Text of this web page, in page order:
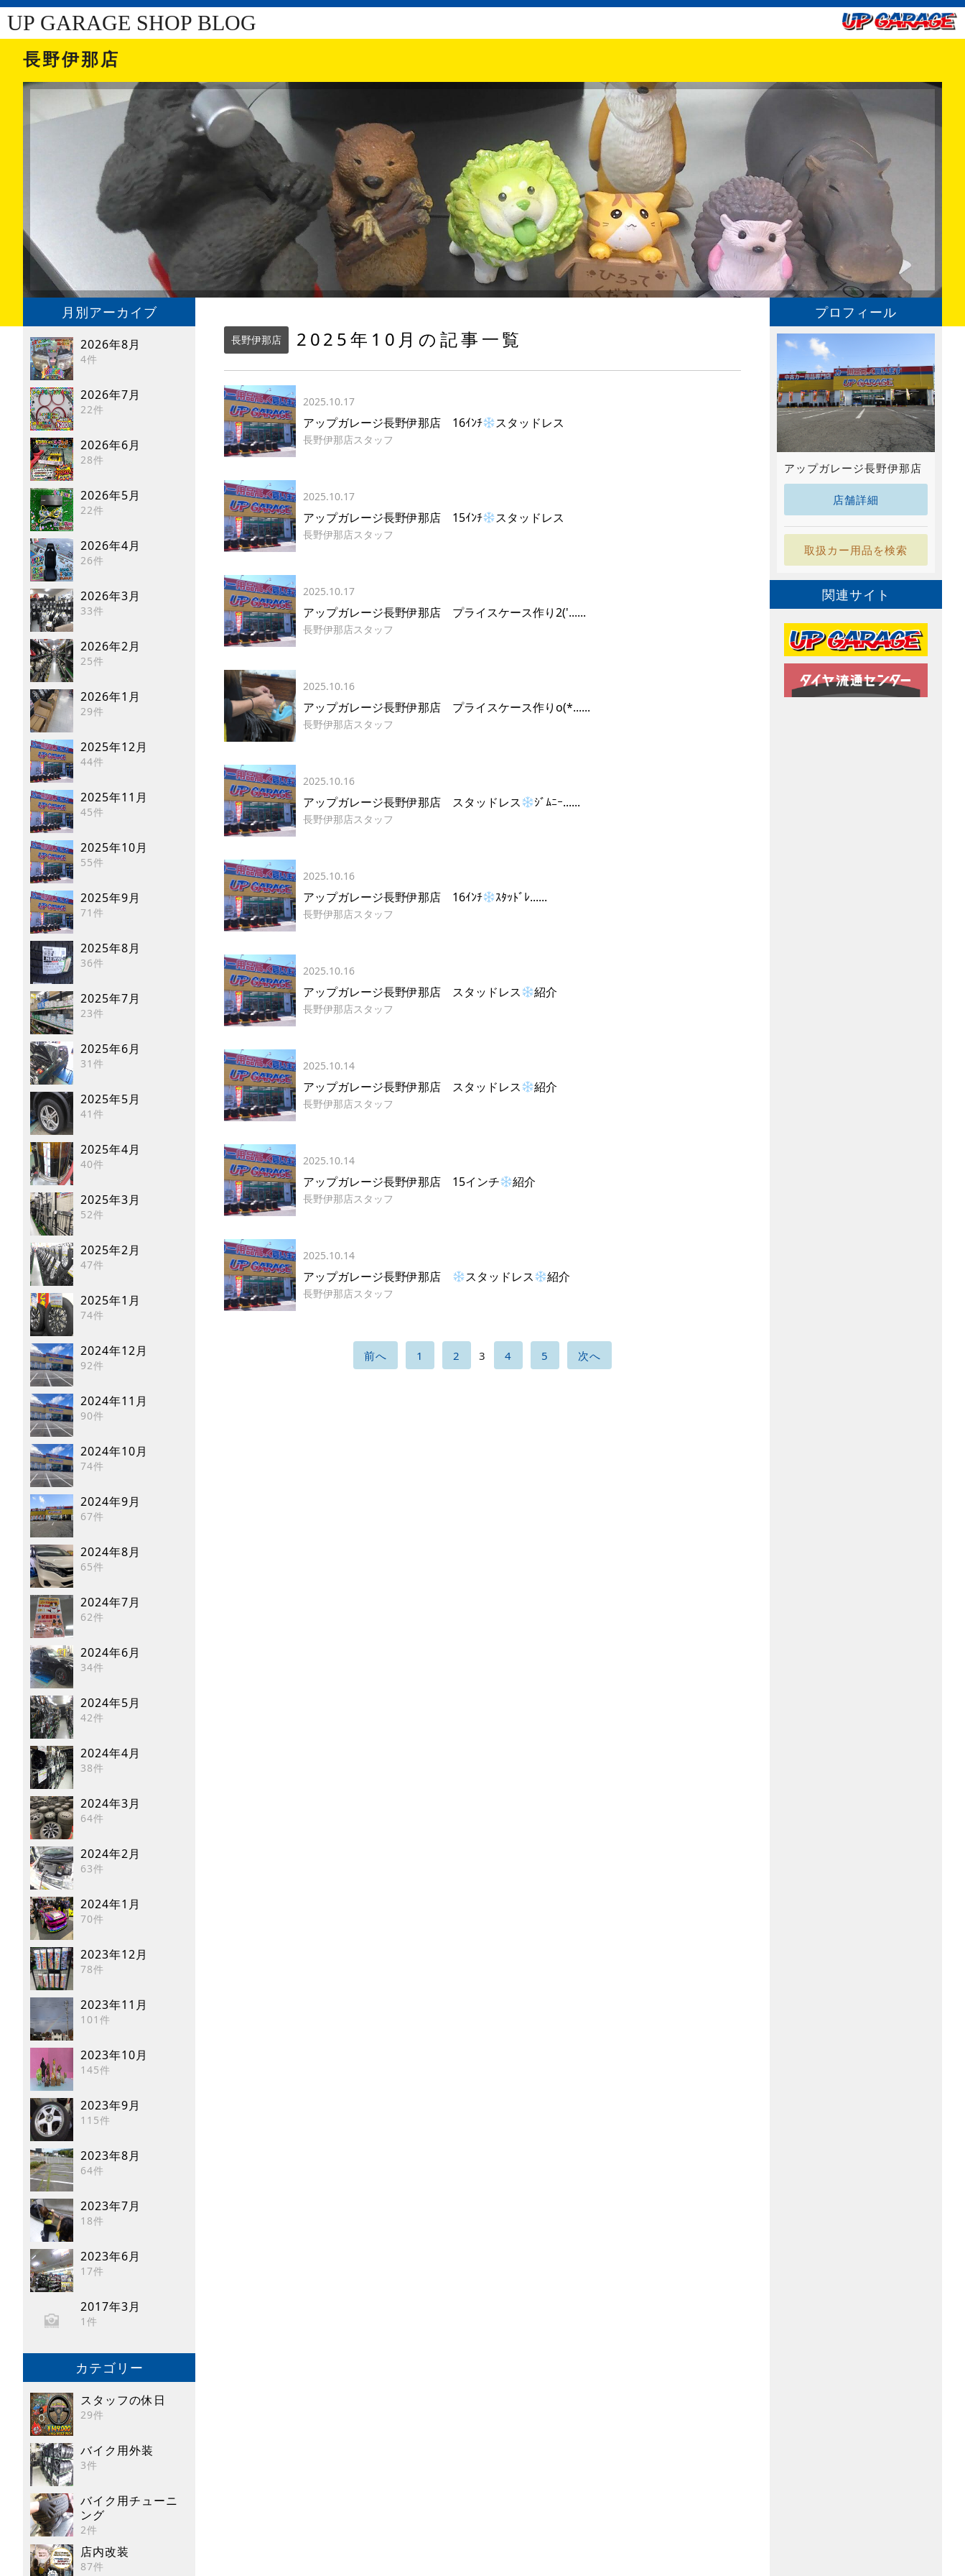
UP GARAGE SHOP BLOG
長野伊那店
月別アーカイブ
2026年8月
4件
2026年7月
22件
2026年6月
28件
2026年5月
22件
2026年4月
26件
2026年3月
33件
2026年2月
25件
2026年1月
29件
2025年12月
44件
2025年11月
45件
2025年10月
55件
2025年9月
71件
2025年8月
36件
2025年7月
23件
2025年6月
31件
2025年5月
41件
2025年4月
40件
2025年3月
52件
2025年2月
47件
2025年1月
74件
2024年12月
92件
2024年11月
90件
2024年10月
74件
2024年9月
67件
2024年8月
65件
2024年7月
62件
2024年6月
34件
2024年5月
42件
2024年4月
38件
2024年3月
64件
2024年2月
63件
2024年1月
70件
2023年12月
78件
2023年11月
101件
2023年10月
145件
2023年9月
115件
2023年8月
64件
2023年7月
18件
2023年6月
17件
2017年3月
1件
カテゴリー
スタッフの休日
29件
バイク用外装
3件
バイク用チューニ
ング
2件
店内改装
87件
長野伊那店 2025年10月の記事一覧
2025.10.17
アップガレージ長野伊那店 16ｲﾝﾁ スタッドレス
長野伊那店スタッフ
2025.10.17
アップガレージ長野伊那店 15ｲﾝﾁ スタッドレス
長野伊那店スタッフ
2025.10.17
アップガレージ長野伊那店 プライスケース作り2('......
長野伊那店スタッフ
2025.10.16
アップガレージ長野伊那店 プライスケース作りo(*......
長野伊那店スタッフ
2025.10.16
アップガレージ長野伊那店 スタッドレス ｼﾞﾑﾆｰ......
長野伊那店スタッフ
2025.10.16
アップガレージ長野伊那店 16ｲﾝﾁ ｽﾀｯﾄﾞﾚ......
長野伊那店スタッフ
2025.10.16
アップガレージ長野伊那店 スタッドレス 紹介
長野伊那店スタッフ
2025.10.14
アップガレージ長野伊那店 スタッドレス 紹介
長野伊那店スタッフ
2025.10.14
アップガレージ長野伊那店 15インチ 紹介
長野伊那店スタッフ
2025.10.14
アップガレージ長野伊那店 スタッドレス 紹介
長野伊那店スタッフ
前へ 1 2 3 4 5 次へ
プロフィール
アップガレージ長野伊那店
店舗詳細
取扱カー用品を検索
関連サイト